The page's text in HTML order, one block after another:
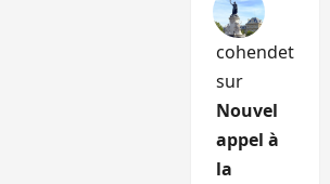
cohendet
sur
Nouvel
appel à
la